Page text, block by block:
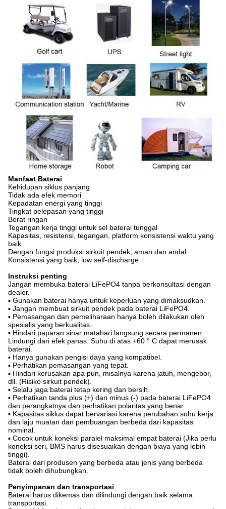
Manfaat Baterai
Kehidupan siklus panjang
Tidak ada efek memori
Kepadatan energi yang tinggi
Tingkat pelepasan yang tinggi
Berat ringan
Tegangan kerja tinggi untuk sel baterai tunggal
Kapasitas, resistensi, tegangan, platform konsistensi waktu yang
baik
Dengan fungsi produksi sirkuit pendek, aman dan andal
Konsistensi yang baik, low self-discharge
Instruksi penting
Jangan membuka baterai LiFePO4 tanpa berkonsultasi dengan
dealer.
▪ Gunakan baterai hanya untuk keperluan yang dimaksudkan.
▪ Jangan membuat sirkuit pendek pada baterai LiFePO4.
▪ Pemasangan dan pemeliharaan hanya boleh dilakukan oleh
spesialis yang berkualitas.
▪ Hindari paparan sinar matahari langsung secara permanen.
Lindungi dari efek panas. Suhu di atas +60 ° C dapat merusak
baterai.
▪ Hanya gunakan pengisi daya yang kompatibel.
▪ Perhatikan pemasangan yang tepat.
▪ Hindari kerusakan apa pun, misalnya karena jatuh, mengebor,
dll. (Risiko sirkuit pendek).
▪ Selalu jaga baterai tetap kering dan bersih.
▪ Perhatikan tanda plus (+) dan minus (-) pada baterai LiFePO4
dan perangkatnya dan perhatikan polaritas yang benar.
▪ Kapasitas siklus dapat bervariasi karena perubahan suhu kerja
dan laju muatan dan pembuangan berbeda dari kapasitas
nominal.
▪ Cocok untuk koneksi paralel maksimal empat baterai (Jika perlu
koneksi seri, BMS harus disesuaikan dengan biaya yang lebih
tinggi).
Baterai dari produsen yang berbeda atau jenis yang berbeda
tidak boleh dihubungkan.
Penyimpanan dan transportasi
Baterai harus dikemas dan dilindungi dengan baik selama
transportasi.